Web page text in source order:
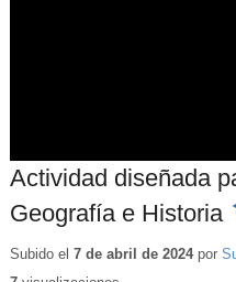
Actividad diseñada
Geografía e Historia -
Subido el 7 de abril de 2024por